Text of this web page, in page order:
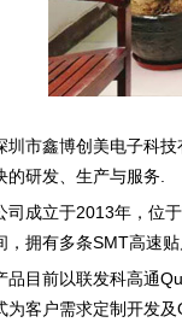
鑫博创美电子科技
的研发、生产与服务.
立于2013年，位于
，拥有多条SMT高速
前以联发科高通
为客户需求定制开发